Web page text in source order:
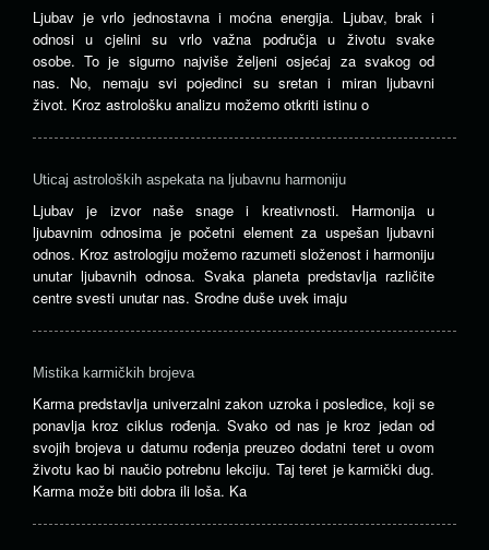
Ljubav je vrlo jednostavna i moćna energija. Ljubav, brak i
odnosi u cjelini su vrlo važna područja u životu svake
osobe. To je sigurno najviše željeni osjećaj za svakog od
nas. No, nemaju svi pojedinci su sretan i miran ljubavni
život. Kroz astrološku analizu možemo otkriti istinu o
Uticaj astroloških aspekata na ljubavnu harmoniju
Ljubav je izvor naše snage i kreativnosti. Harmonija u
ljubavnim odnosima je početni element za uspešan ljubavni
odnos. Kroz astrologiju možemo razumeti složenost i harmoniju
unutar ljubavnih odnosa. Svaka planeta predstavlja različite
centre svesti unutar nas. Srodne duše uvek imaju
Mistika karmičkih brojeva
Karma predstavlja univerzalni zakon uzroka i posledice, koji se
ponavlja kroz ciklus rođenja. Svako od nas je kroz jedan od
svojih brojeva u datumu rođenja preuzeo dodatni teret u ovom
životu kao bi naučio potrebnu lekciju. Taj teret je karmički dug.
Karma može biti dobra ili loša. Ka